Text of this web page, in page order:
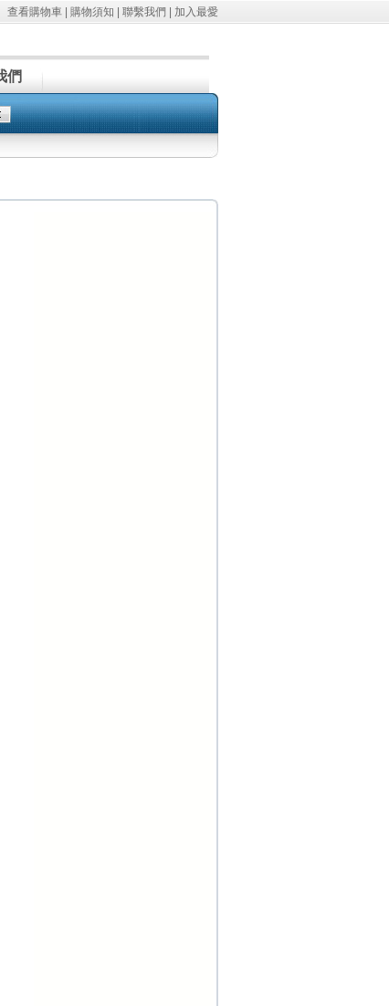
查看購物車 購物須知 聯繫我們 加入最愛
們